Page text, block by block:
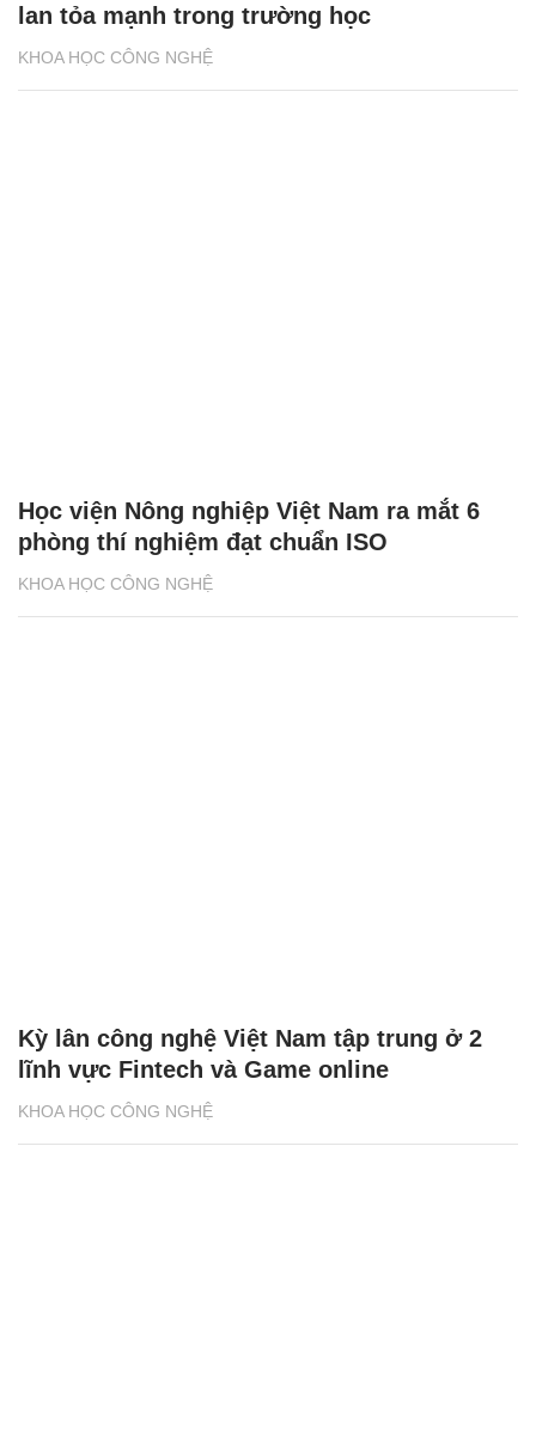
KHOA HỌC CÔNG NGHỆ
lan tỏa mạnh trong trường học
KHOA HỌC CÔNG NGHỆ
Học viện Nông nghiệp Việt Nam ra mắt 6
phòng thí nghiệm đạt chuẩn ISO
KHOA HỌC CÔNG NGHỆ
Kỳ lân công nghệ Việt Nam tập trung ở 2
lĩnh vực Fintech và Game online